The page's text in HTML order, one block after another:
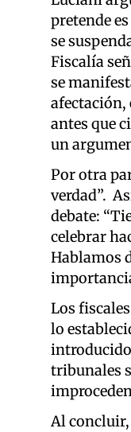
pretende
se
Fiscalía
se
afectación,
antes que
un
Por otra
verdad”.
debate:
celebrar
Hablamos
Los
lo
tribunales
Al concluir,